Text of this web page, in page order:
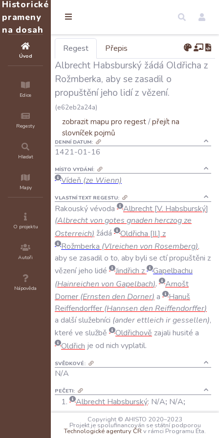
Historické
prameny
na dosah
Úvod
Edice
Regesty
Hledat
Mapy
O projektu
Autoři
Nápověda
Regest Přepis
Albrecht Habsburský žádá Oldřicha z
Rožmberka, aby se zasadil o
propuštění jeho lidí z vězení.
(e62eb2a24a)
zobrazit mapu pro regest/přejít na
slovníček pojmů
DENNÍ DATUM:
1421-01-16
MÍSTO VYDÁNÍ:
Vídeň (ze Wienn)
VLASTNÍ TEXT REGESTU:
Rakouskývévoda Albrecht V. Habsburský
(Albrecht von gotes gnaden herczogze
Osterreich) žádá Oldřicha II. z
Rožmberka (Vlreichen von Rosemberg),
abyse zasadilo to, abybyli se ctípropuštěni z
vězení jeho lidé Jindřich z
Gapelbachu
(Hainreichen von Gapelbach),
Arnošt
Dorner (Ernsten den Dorner) a
Hanuš
Reiffendorffer (Hannsen den Reiffendorffer)
a dalšíslužebníci (anderettleich irgessellen),
které ve službě Oldřichově zajali husité a
Oldřich je od nich vyplatil.
SVĚDKOVÉ:
N/A
PEČETI:
Albrecht Habsburský: N/A; N/A;
přitištěná pod krytem
KANCELÁŘSKÉ POZNÁMKY:
Copyright © AHISTO 2020–2023
Projekt je spolufinancován se státní podporou
Technologické agentury ČR v rámci Programu Éta.